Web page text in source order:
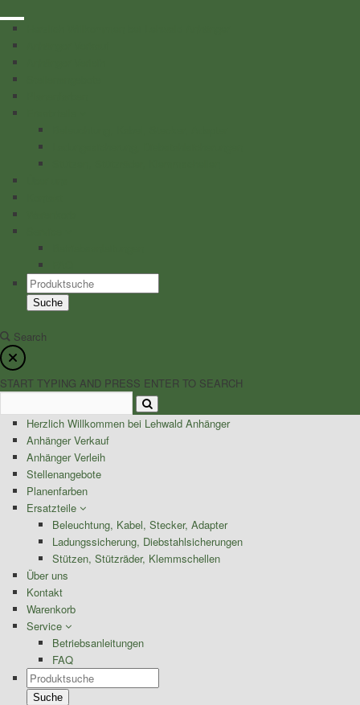
Products
search
Suche
Search
START TYPING AND PRESS ENTER TO SEARCH
Herzlich Willkommen bei Lehwald Anhänger
Anhänger Verkauf
Anhänger Verleih
Stellenangebote
Planenfarben
Ersatzteile
Beleuchtung, Kabel, Stecker, Adapter
Ladungssicherung, Diebstahlsicherungen
Stützen, Stützräder, Klemmschellen
Über uns
Kontakt
Warenkorb
Service
Betriebsanleitungen
FAQ
Products
search
Suche